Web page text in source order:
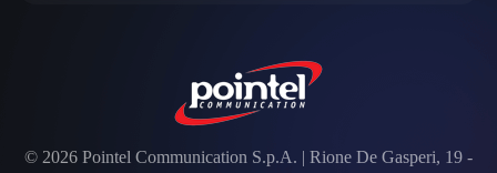
© 2026 Pointel Communication S.p.A. | Rione De Gasperi, 19 -